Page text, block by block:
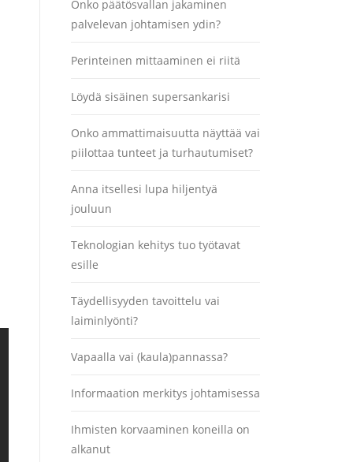
Onko päätösvallan jakaminen
palvelevan johtamisen ydin?
Perinteinen mittaaminen ei riitä
Löydä sisäinen supersankarisi
Onko ammattimaisuutta näyttää vai
piilottaa tunteet ja turhautumiset?
Anna itsellesi lupa hiljentyä
jouluun
Teknologian kehitys tuo työtavat
esille
Täydellisyyden tavoittelu vai
laiminlyönti?
Vapaalla vai (kaula)pannassa?
Informaation merkitys johtamisessa
Ihmisten korvaaminen koneilla on
alkanut